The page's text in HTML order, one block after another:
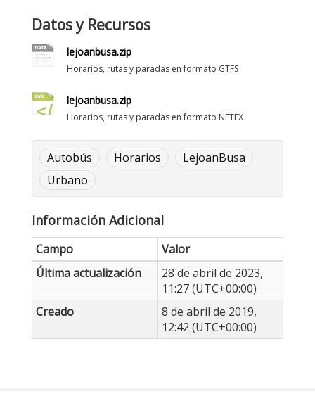
Datos y Recursos
lejoanbusa.zip
Horarios, rutas y paradas en formato GTFS
lejoanbusa.zip
Horarios, rutas y paradas en formato NETEX
Autobús Horarios
LejoanBusa
Urbano
Información Adicional
Campo
Valor
Última actualización
28 de abril de 2023,
11:27 (UTC+00:00)
Creado
8 de abril de 2019,
12:42 (UTC+00:00)